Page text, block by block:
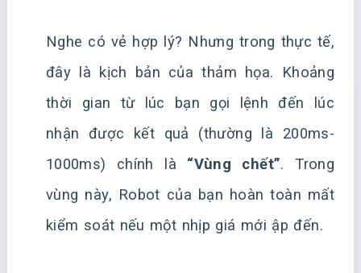
Nghe có vẻ hợp lý? Nhưng trong thực tế,
đây là kịch bản của thảm họa. Khoảng
thời gian từ lúc bạn gọi lệnh đến lúc
nhận được kết quả (thường là 200ms-
1000ms) chính là “Vùng chết”. Trong
vùng này, Robot của bạn hoàn toàn mất
kiểm soát nếu một nhịp giá mới ập đến.